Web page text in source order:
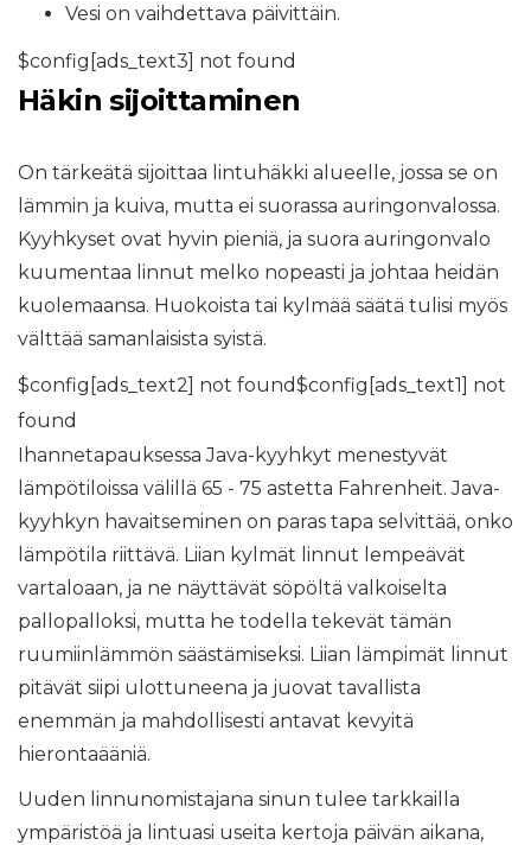
Vesi on vaihdettava päivittäin.
$config[ads_text3] not found
Häkin sijoittaminen
On tärkeätä sijoittaa lintuhäkki alueelle, jossa se on
lämmin ja kuiva, mutta ei suorassa auringonvalossa.
Kyyhkyset ovat hyvin pieniä, ja suora auringonvalo
kuumentaa linnut melko nopeasti ja johtaa heidän
kuolemaansa. Huokoista tai kylmää säätä tulisi myös
välttää samanlaisista syistä.
$config[ads_text2] not found$config[ads_text1] not
found
Ihannetapauksessa Java-kyyhkyt menestyvät
lämpötiloissa välillä 65 - 75 astetta Fahrenheit. Java-
kyyhkyn havaitseminen on paras tapa selvittää, onko
lämpötila riittävä. Liian kylmät linnut lempeävät
vartaloaan, ja ne näyttävät söpöltä valkoiselta
pallopalloksi, mutta he todella tekevät tämän
ruumiinlämmön säästämiseksi. Liian lämpimät linnut
pitävät siipi ulottuneena ja juovat tavallista
enemmän ja mahdollisesti antavat kevyitä
hierontaääniä.
Uuden linnunomistajana sinun tulee tarkkailla
ympäristöä ja lintuasi useita kertoja päivän aikana,